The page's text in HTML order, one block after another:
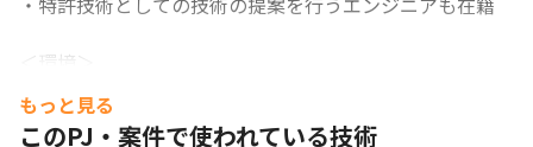
＜環境＞
・全体的に中途入社の比率が高く、ハンデは一切なく、自
由に伸び伸びと活躍できる社風
もっと見る
このPJ・案件で使われている技術